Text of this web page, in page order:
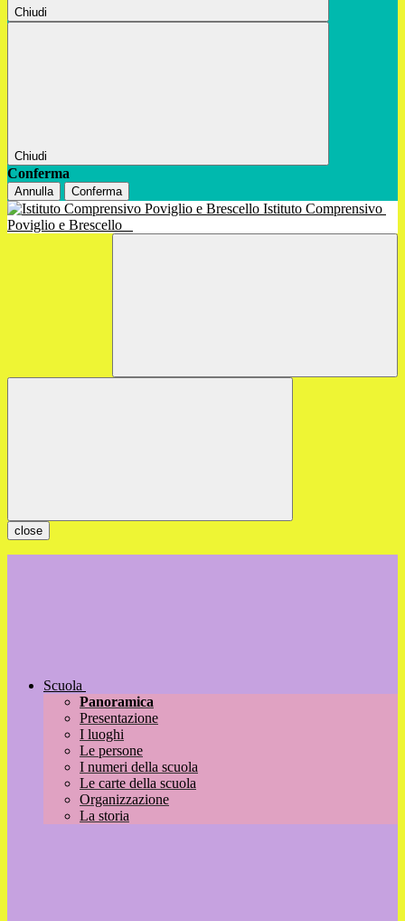
Chiudi
Chiudi
Conferma
Annulla Conferma
Istituto Comprensivo
Poviglio e Brescello
close
Scuola
Panoramica
Presentazione
I luoghi
Le persone
I numeri della scuola
Le carte della scuola
Organizzazione
La storia